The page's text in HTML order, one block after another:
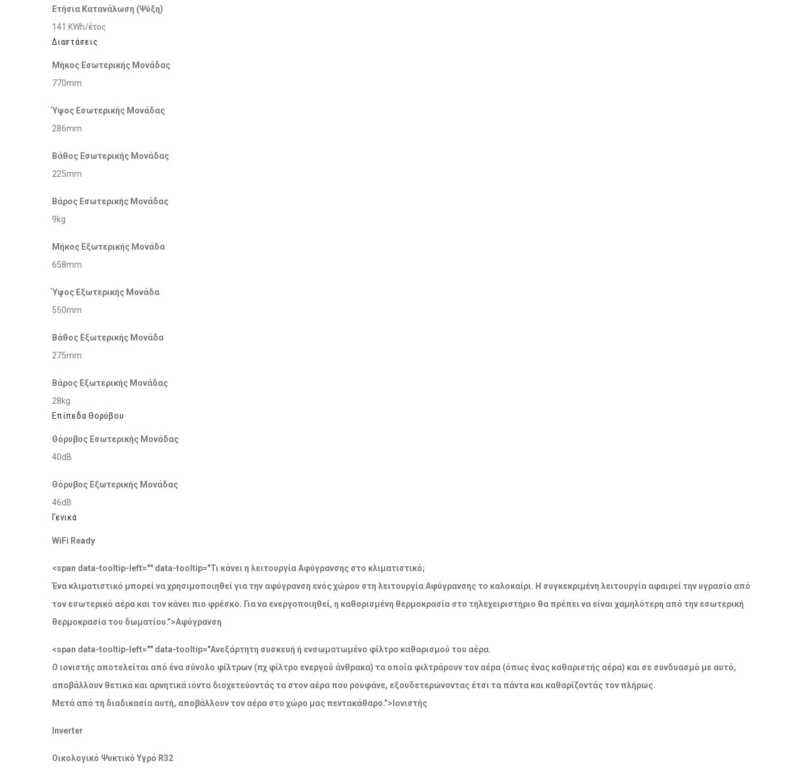
Ετήσια Κατανάλωση (Ψύξη)
141 KWh/έτος
Διαστάσεις
Μήκος Εσωτερικής Μονάδας
770mm
Ύψος Εσωτερικής Μονάδας
286mm
Βάθος Εσωτερικής Μονάδας
225mm
Βάρος Εσωτερικής Μονάδας
9kg
Μήκος Εξωτερικής Μονάδα
658mm
Ύψος Εξωτερικής Μονάδα
550mm
Βάθος Εξωτερικής Μονάδα
275mm
Βάρος Εξωτερικής Μονάδας
28kg
Επίπεδα Θορύβου
Θόρυβος Εσωτερικής Μονάδας
40dB
Θόρυβος Εξωτερικής Μονάδας
46dB
Γενικά
WiFi Ready
<span data-tooltip-left="" data-tooltip="Τι κάνει η λειτουργία Αφύγρανσης στο κλιματιστικό;
Ένα κλιματιστικό μπορεί να χρησιμοποιηθεί για την αφύγρανση ενός χώρου στη λειτουργία Αφύγρανσης το καλοκαίρι. Η συγκεκριμένη λειτουργία αφαιρεί την υγρασία από
τον εσωτερικό αέρα και τον κάνει πιο φρέσκο. Για να ενεργοποιηθεί, η καθορισμένη θερμοκρασία στο τηλεχειριστήριο θα πρέπει να είναι χαμηλότερη από την εσωτερική
θερμοκρασία του δωματίου.”>Αφύγρανση
<span data-tooltip-left="" data-tooltip="Ανεξάρτητη συσκευή ή ενσωματωμένο φίλτρο καθαρισμού του αέρα.
Ο ιονιστής αποτελείται από ένα σύνολο φίλτρων (πχ φίλτρο ενεργού άνθρακα) τα οποία φιλτράρουν τον αέρα (όπως ένας καθαριστής αέρα) και σε συνδυασμό με αυτό,
αποβάλλουν θετικά και αρνητικά ιόντα διοχετεύοντάς τα στον αέρα που ρουφάνε, εξουδετερώνοντας έτσι τα πάντα και καθαρίζοντάς τον πλήρως.
Μετά από τη διαδικασία αυτή, αποβάλλουν τον αέρα στο χώρο μας πεντακάθαρο.”>Ιονιστής
Inverter
Οικολογικό Ψυκτικό Υγρό R32